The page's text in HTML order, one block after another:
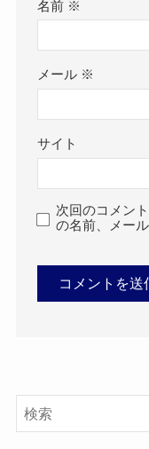
名前 ※
メール ※
サイト
次回のコメン
の名前、メー